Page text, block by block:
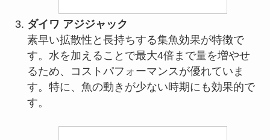
ダイワ アジジャック
素早い拡散性と長持ちする集魚効果が特徴で
す。水を加えることで最大4倍まで量を増やせ
るため、コストパフォーマンスが優れていま
す。特に、魚の動きが少ない時期にも効果的で
す。